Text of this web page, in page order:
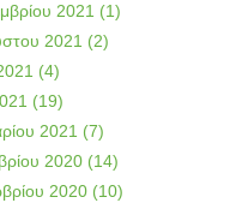
2021 (1)
2021 (2)
(4)
(19)
2021 (7)
2020 (14)
2020 (10)